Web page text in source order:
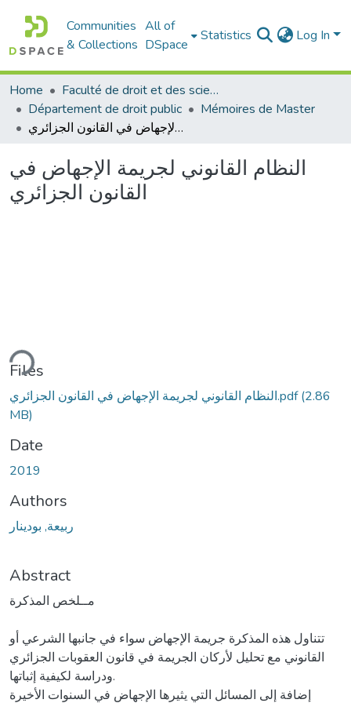
Communities
& Collections
All of
DSpace
Statistics Log In
Home
Faculté de droit et des sciences politiques
Département de droit public
Mémoires de Master
النظام القانوني لجريمة الإجهاض في القانون الجزائري
النظام القانوني لجريمة الإجهاض في
القانون الجزائري
Files
النظام القانوني لجريمة الإجهاض في القانون الجزائري.pdf(2.86
MB)
Date
2019
Authors
ربيعة, بودينار
Abstract
مــلخص المذكرة
تتناول هذه المذكرة جريمة الإجهاض سواء في جانبها الشرعي أو
القانوني مع تحليل لأركان الجريمة في قانون العقوبات الجزائري
ودراسة لكيفية إثباتها.
إضافة إلى المسائل التي يثيرها الإجهاض في السنوات الأخيرة